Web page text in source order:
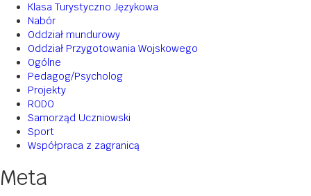
Klasa Turystyczno Językowa
Nabór
Oddział mundurowy
Oddział Przygotowania Wojskowego
Ogólne
Pedagog/Psycholog
Projekty
RODO
Samorząd Uczniowski
Sport
Współpraca z zagranicą
Meta